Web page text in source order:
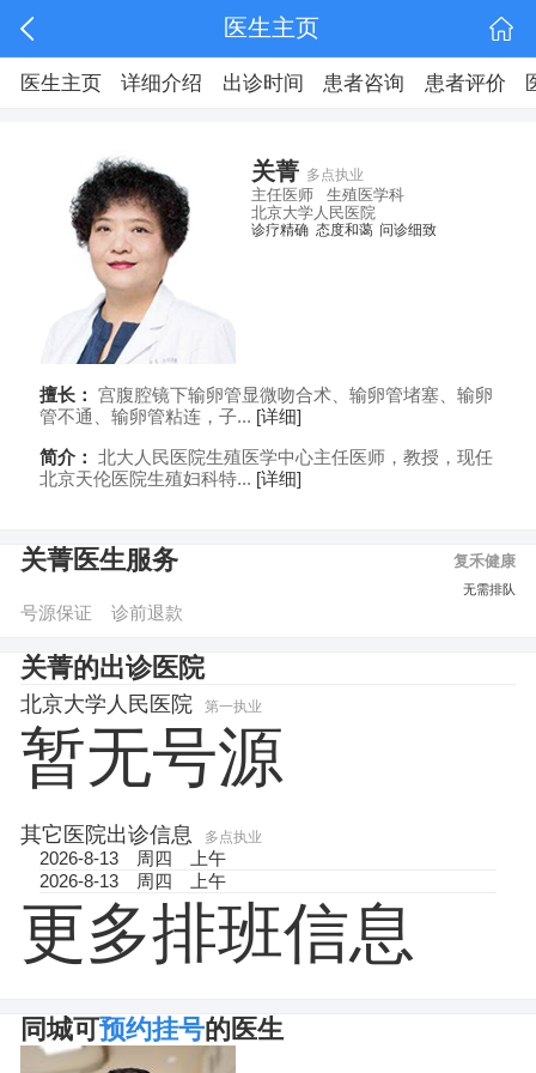
医生主页
医生主页 详细介绍 出诊时间 患者咨询 患者评价
关菁 多点执业
主任医师
生殖医学科
北京大学人民医院
诊疗精确 态度和蔼 问诊细致
擅长： 宫腹腔镜下输卵管显微吻合术、输卵管堵塞、输卵
管不通、输卵管粘连，子... [详细]
简介： 北大人民医院生殖医学中心主任医师，教授，现任
北京天伦医院生殖妇科特... [详细]
关菁医生服务 复禾健康
预约挂号无需排队
号源保证 诊前退款
关菁的出诊医院
北京大学人民医院 第一执业
暂无号源
其它医院出诊信息 多点执业
2026-8-13 周四 上午
2026-8-13 周四 上午
更多排班信息
同城可预约挂号的医生